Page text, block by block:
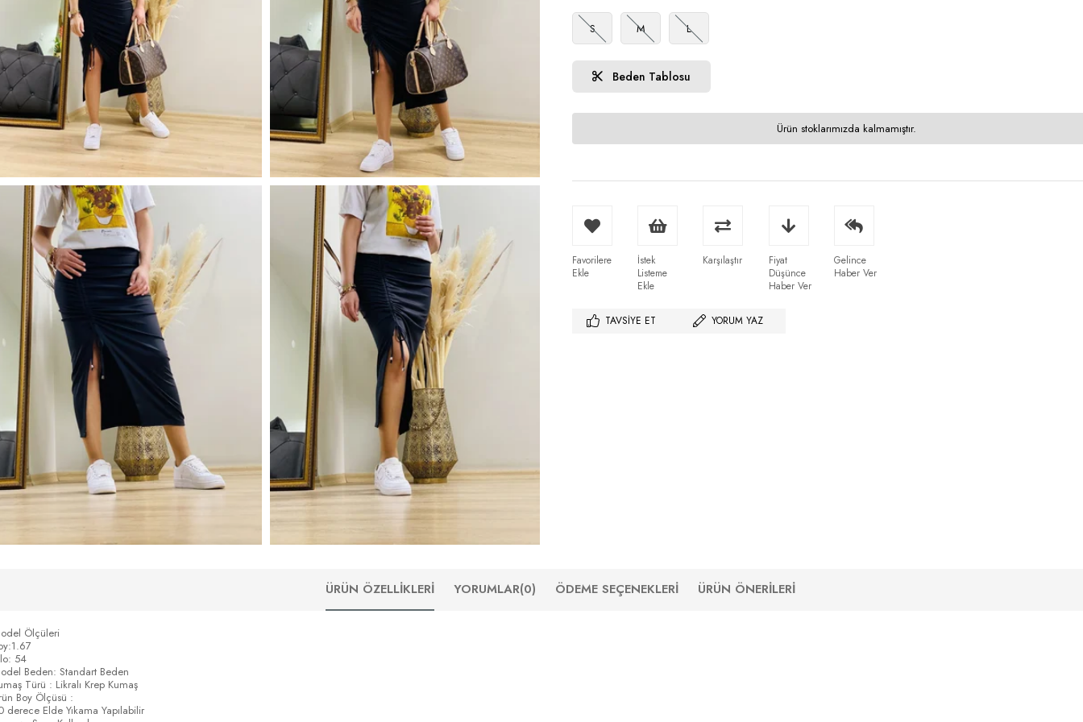
S M L
Beden Tablosu
Ürün stoklarımızda kalmamıştır.
Favorilere
Ekle
İstek
Listeme
Ekle
Karşılaştır
Fiyat
Düşünce
Haber Ver
Gelince
Haber Ver
TAVSIYE ET YORUM YAZ
ÜRÜN ÖZELLIKLERI YORUMLAR(0) ÖDEME SEÇENEKLERI ÜRÜN ÖNERILERI
Ölçüleri
54
Beden: Standart Beden
Türü : Likralı Krep Kumaş
Boy Ölçüsü :
derece Elde Yıkama Yapılabilir